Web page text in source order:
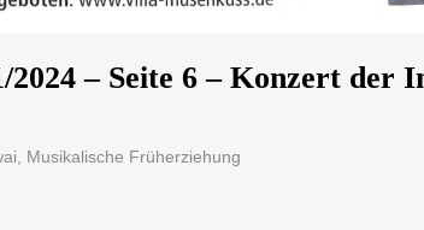
2024 – Seite 6 – Konzert
, Musikalische Früherziehung